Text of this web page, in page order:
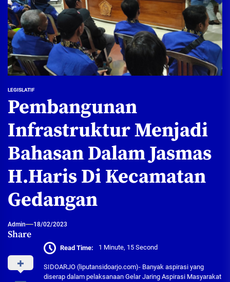
LEGISLATIF
Pembangunan
Infrastruktur Menjadi
Bahasan Dalam Jasmas
H.Haris Di Kecamatan
Gedangan
Admin 18/02/2023
Share
Read Time: 1 Minute, 15 Second
SIDOARJO (liputansidoarjo.com)- Banyak aspirasi yang
diserap dalam pelaksanaan Gelar Jaring Aspirasi Masyarakat